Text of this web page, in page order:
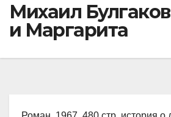
Михаил
и Маргарита